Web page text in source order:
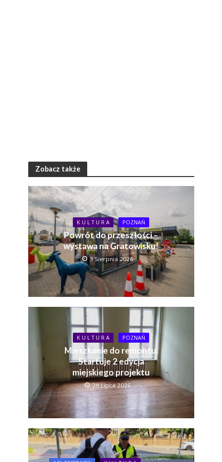
Zobacz także
K U L T U R A POZNAŃ
Powrót do przeszłości –
wystawa na Gratowisku!
3 Sierpnia 2026
K U L T U R A POZNAŃ
Mieszkanie do remontu.
Startuje 2 edycja
miejskiego projektu
29 Lipca 2026